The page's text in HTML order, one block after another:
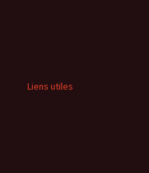
Liens utiles